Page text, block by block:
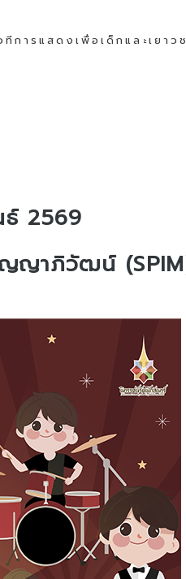
ทีการแสดงเพื่อเด็กและเยาว
ธ์ 2569
ญญาภิวัฒน์